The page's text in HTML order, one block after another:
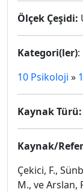
Ölçek Çeşidi:
Kategori(ler):
10 Psikoloji »
Kaynak Türü:
Kaynak/
Çekici, F.,
M., ve Arslan,